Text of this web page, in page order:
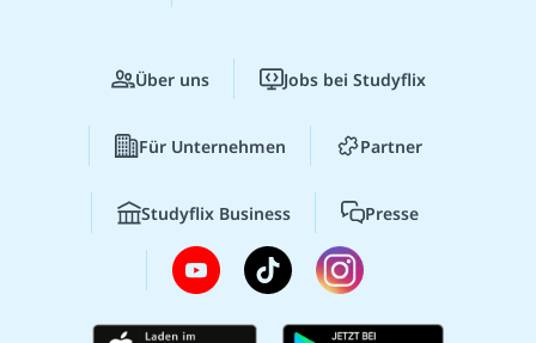
Über uns Jobs bei Studyflix
Für Unternehmen Partner
Studyflix Business Presse